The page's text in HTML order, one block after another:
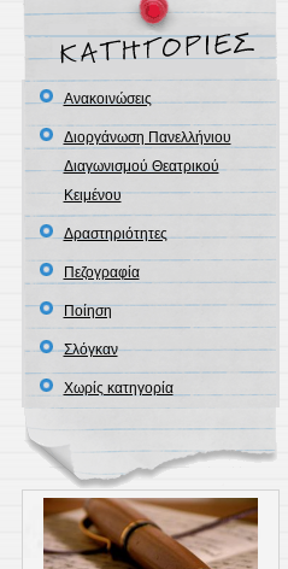
Ανακοινώσεις
Διοργάνωση Πανελλήνιου
Διαγωνισμού Θεατρικού
Κειμένου
Δραστηριότητες
Πεζογραφία
Ποίηση
Σλόγκαν
Χωρίς κατηγορία